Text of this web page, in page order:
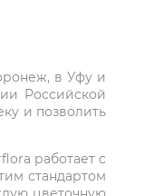
в Уфу и
Российской
и позволить
работает с
стандартом